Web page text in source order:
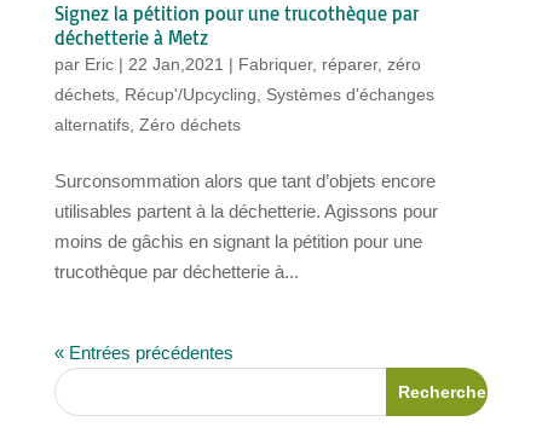
Signez la pétition pour une trucothèque par
déchetterie à Metz
par Eric| 22 Jan,2021 | Fabriquer, réparer, zéro
déchets, Récup'/Upcycling
Systèmes d'échanges
alternatifs, Zéro déchets
Surconsommation alors que tant d’objets encore
utilisables partent à la déchetterie. Agissons pour
moins de gâchis en signant la pétition pour une
trucothèque par déchetterie à...
« Entrées précédentes